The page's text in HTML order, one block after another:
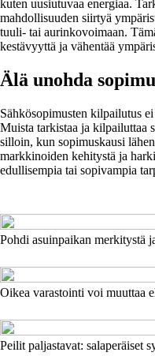
kuten uusiutuvaa energiaa.
mahdollisuuden siirtyä
tuuli- tai aurinkovoimaan.
kestävyyttä ja vähentää
Älä unohda
Sähkösopimusten kilpailutus
Muista tarkistaa ja kilpailuttaa
silloin, kun sopimuskausi
markkinoiden kehitystä ja
edullisempia tai sopivampia
Pohdi asuinpaikan merkitystä
Oikea varastointi voi muuttaa
Peilit paljastavat: salaperäiset